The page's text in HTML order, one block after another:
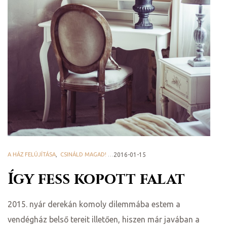
Így fess kopott falat
A HÁZ FELÚJÍTÁSA CSINÁLD MAGAD! - DIY , HAZAI PROVENCE BLOG
2016-01-15
2015. nyár derekán komoly dilemmába estem a
vendégház belső tereit illetően, hiszen már javában a